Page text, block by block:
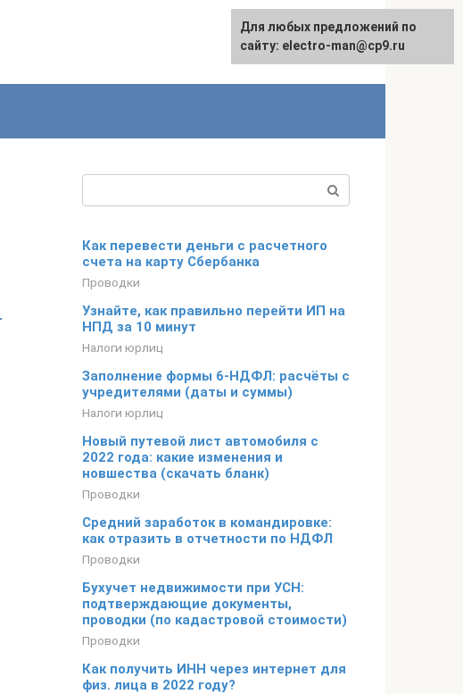
Как перевести деньги с расчетного
счета на карту Сбербанка
Проводки
Узнайте, как правильно перейти ИП на
НПД за 10 минут
Налоги юрлиц
Заполнение формы 6-НДФЛ: расчёты с
учредителями (даты и суммы)
Налоги юрлиц
Новый путевой лист автомобиля с
2022 года: какие изменения и
новшества (скачать бланк)
Проводки
Cредний заработок в командировке:
как отразить в отчетности по НДФЛ
Проводки
Бухучет недвижимости при УСН:
подтверждающие документы,
проводки (по кадастровой стоимости)
Проводки
Как получить ИНН через интернет для
физ. лица в 2022 году?
Для любых предложений по
сайту: electro-man@cp9.ru